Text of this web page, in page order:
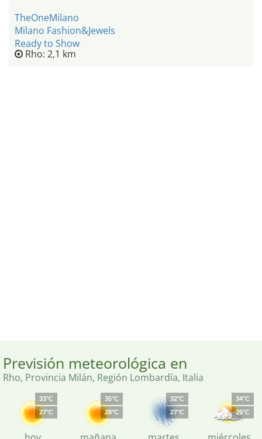
TheOneMilano
Milano Fashion&Jewels
Ready to Show
Rho: 2,1 km
Previsión meteorológica en
Rho, Provincia Milán, Región Lombardía, Italia
33°C
27°C
35°C
28°C
32°C
27°C
34°C
25°C